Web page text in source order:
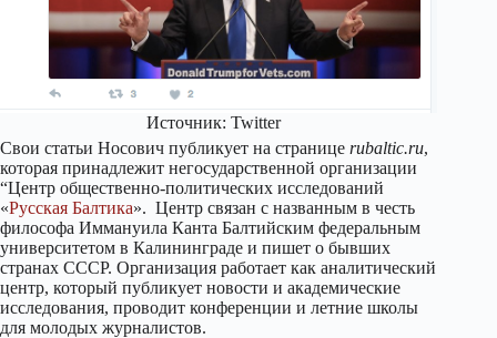
Источник: Twitter
Свои статьи Носович публикует на странице rubaltic.ru,
которая принадлежит негосударственной организации
“Центр общественно-политических исследований
«Русская Балтика». Центр связан с названным в честь
философа Иммануила Канта Балтийским федеральным
университетом в Калининграде и пишет о бывших
странах СССР. Организация работает как аналитический
центр, который публикует новости и академические
исследования, проводит конференции и летние школы
для молодых журналистов.